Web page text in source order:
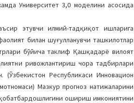
Университет 3,0 моделини асосида
этувчи илмий-тадқиқот ишларига
билан шуғулланувчи ташкилотлар
бўйича таклиф Қашқадарё вилоят
ривожлантириш чора тадбирлари
Республикаси Инновацион
Мазкур прогноз натижаларини
ошириш имкониятини